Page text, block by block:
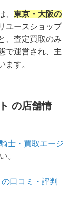
、 東京・大阪の
ユースショップ
、査定買取のみ
で運営され、主
ます。
の店舗情
士・買取エージ
。
口コミ・評判